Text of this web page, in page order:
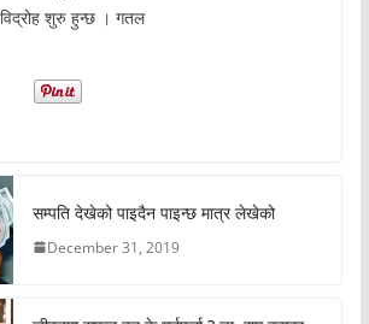
शुरु हुन्छ । गतल
सम्पति देखेको पाइदैन पाइन्छ मात्र लेखेको
December 31, 2019